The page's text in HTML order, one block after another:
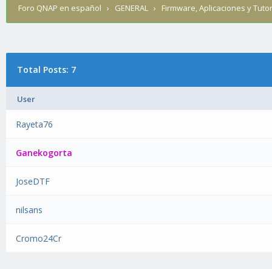
Foro QNAP en español › GENERAL › Firmware, Aplicaciones y
Total Posts: 7
User
Rayeta76
Ganekogorta
JoseDTF
nilsans
Cromo24Cr